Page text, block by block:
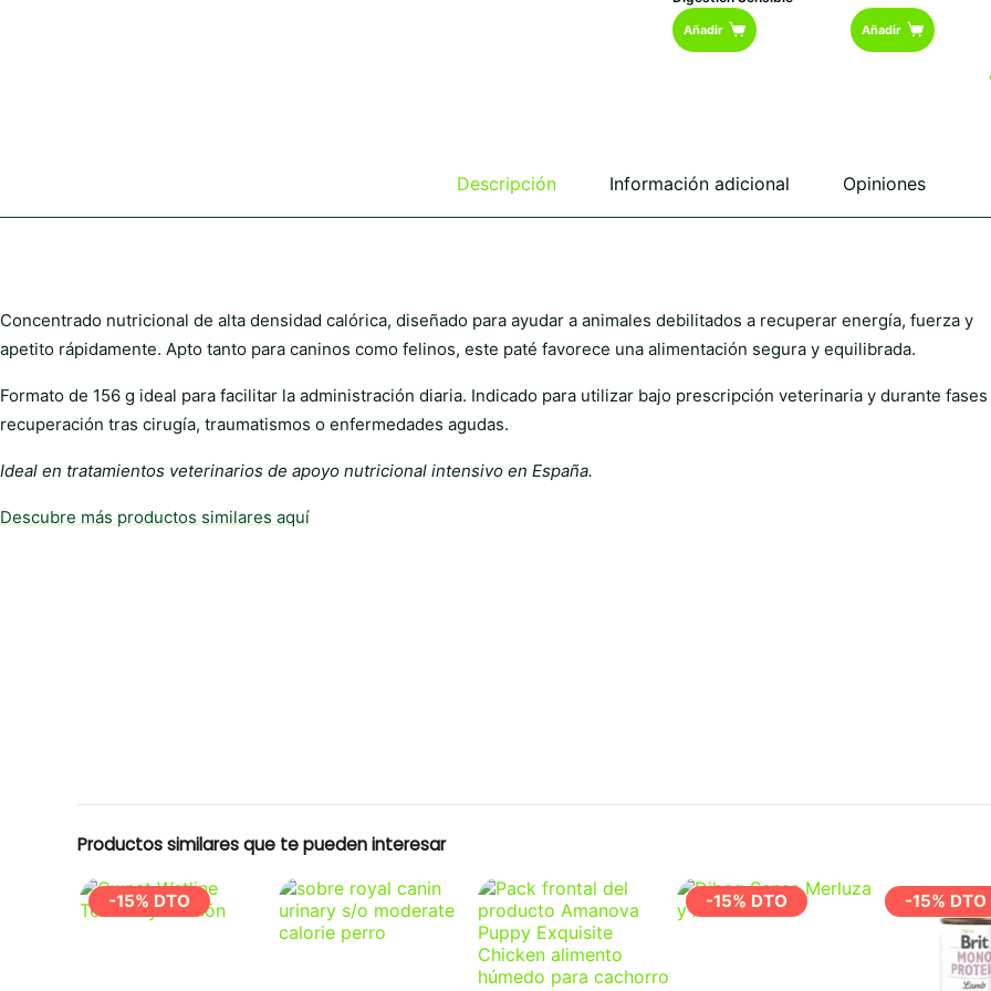
Añadir Añadir
Descripción Información adicional Opiniones
Concentrado nutricional de alta densidad calórica, diseñado para ayudar a animales debilitados a recuperar energía, fuerza y
apetito rápidamente. Apto tanto para caninos como felinos, este paté favorece una alimentación segura y equilibrada.
Formato de 156 g ideal para facilitar la administración diaria. Indicado para utilizar bajo prescripción veterinaria y durante fases
recuperación tras cirugía, traumatismos o enfermedades agudas.
Ideal en tratamientos veterinarios de apoyo nutricional intensivo en España.
Descubre más productos similares aquí
Productos similares que te pueden interesar
-15% DTO -15% DTO -15% DTO